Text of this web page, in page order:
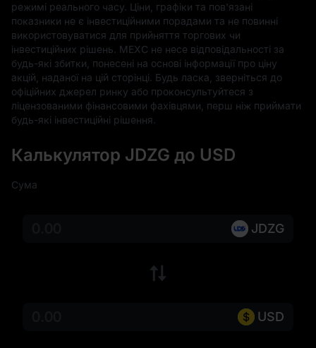
режимі реального часу. Ціни, графіки та пов'язані
показники не є інвестиційними порадами та не повинні
використовуватися для прийняття торгових чи
інвестиційних рішень. MEXC не несе відповідальності за
будь-які збитки, понесені на основі інформації про ціну
акцій, наданої на цій сторінці. Будь ласка, зверніться до
офіційних джерел ринку або проконсультуйтеся з
ліцензованими фінансовими фахівцями, перш ніж приймати
будь-які інвестиційні рішення.
Калькулятор JDZG до USD
Сума
JDZG
USD